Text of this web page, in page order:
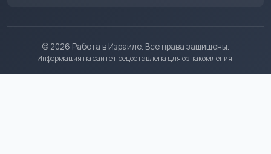
© 2026 Работа в Израиле. Все права защищены.
Информация на сайте предоставлена для ознакомления.